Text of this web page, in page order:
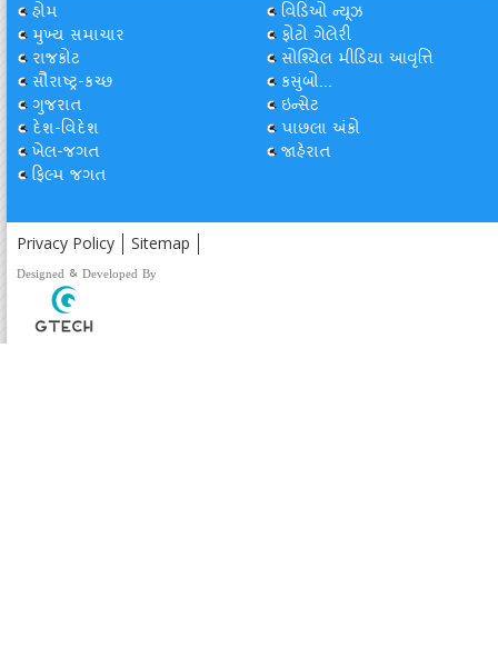
હોમ
મુખ્ય સમાચાર
રાજકોટ
સૌરાષ્ટ્ર-કચ્છ
ગુજરાત
દેશ-વિદેશ
ખેલ-જગત
ફિલ્મ જગત
વિડિઓ ન્યૂઝ
ફોટો ગેલેરી
સોશ્યિલ મીડિયા આવૃત્તિ
કસુંબો...
ઇન્સેટ
પાછલા અંકો
જાહેરાત
Privacy Policy Sitemap
Designed & Developed By